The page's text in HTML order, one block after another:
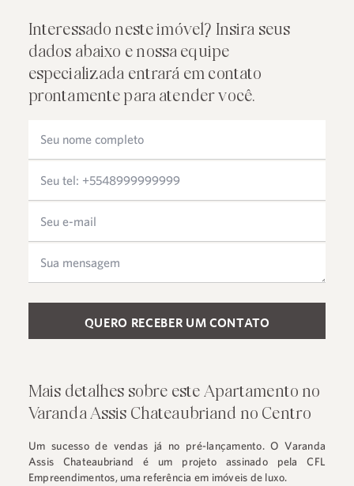
Interessado neste imóvel? Insira seus
dados abaixo e nossa equipe
especializada entrará em contato
prontamente para atender você.
Please leave this field empty.
Mais detalhes sobre este Apartamento no
Varanda Assis Chateaubriand no Centro
Um sucesso de vendas já no pré-lançamento. O Varanda
Assis Chateaubriand é um projeto assinado pela CFL
Empreendimentos, uma referência em imóveis de luxo.